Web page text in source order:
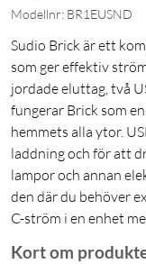
Modellnr: BR1EUSND
Sudio Brick är ett
som ger effektiv
jordade eluttag, två
fungerar Brick som
hemmets alla ytor.
laddning och för att
lampor och annan
den där du behöver
C-ström i en enhet
Kort om